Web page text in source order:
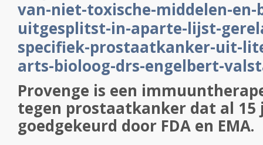
van-niet-toxische-middelen-en-
uitgesplitst-in-aparte-lijst-
specifiek-prostaatkanker-uit-
arts-bioloog-drs-engelbert-
Provenge is een
tegen prostaatkanker dat al 15
goedgekeurd door FDA en EMA.